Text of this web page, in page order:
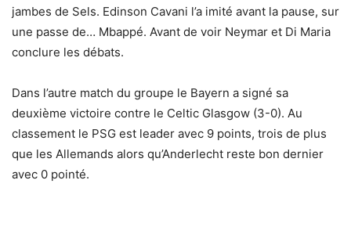
jambes de Sels. Edinson Cavani l’a imité avant la pause, sur
une passe de… Mbappé. Avant de voir Neymar et Di Maria
conclure les débats.
Dans l’autre match du groupe le Bayern a signé sa
deuxième victoire contre le Celtic Glasgow (3-0). Au
classement le PSG est leader avec 9 points, trois de plus
que les Allemands alors qu’Anderlecht reste bon dernier
avec 0 pointé.